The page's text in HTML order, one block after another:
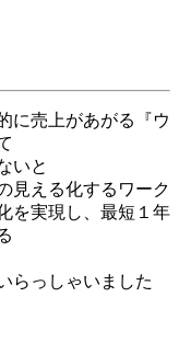
に売上があがる『ウ
いと
見える化するワーク
を実現し、最短１年
らっしゃいました